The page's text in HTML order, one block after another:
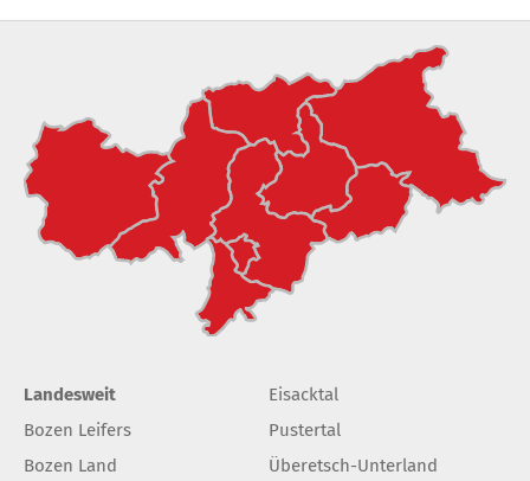
Landesweit
Bozen Leifers
Bozen Land
Eisacktal
Pustertal
Überetsch-Unterland